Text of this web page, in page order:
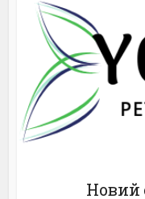
Новий